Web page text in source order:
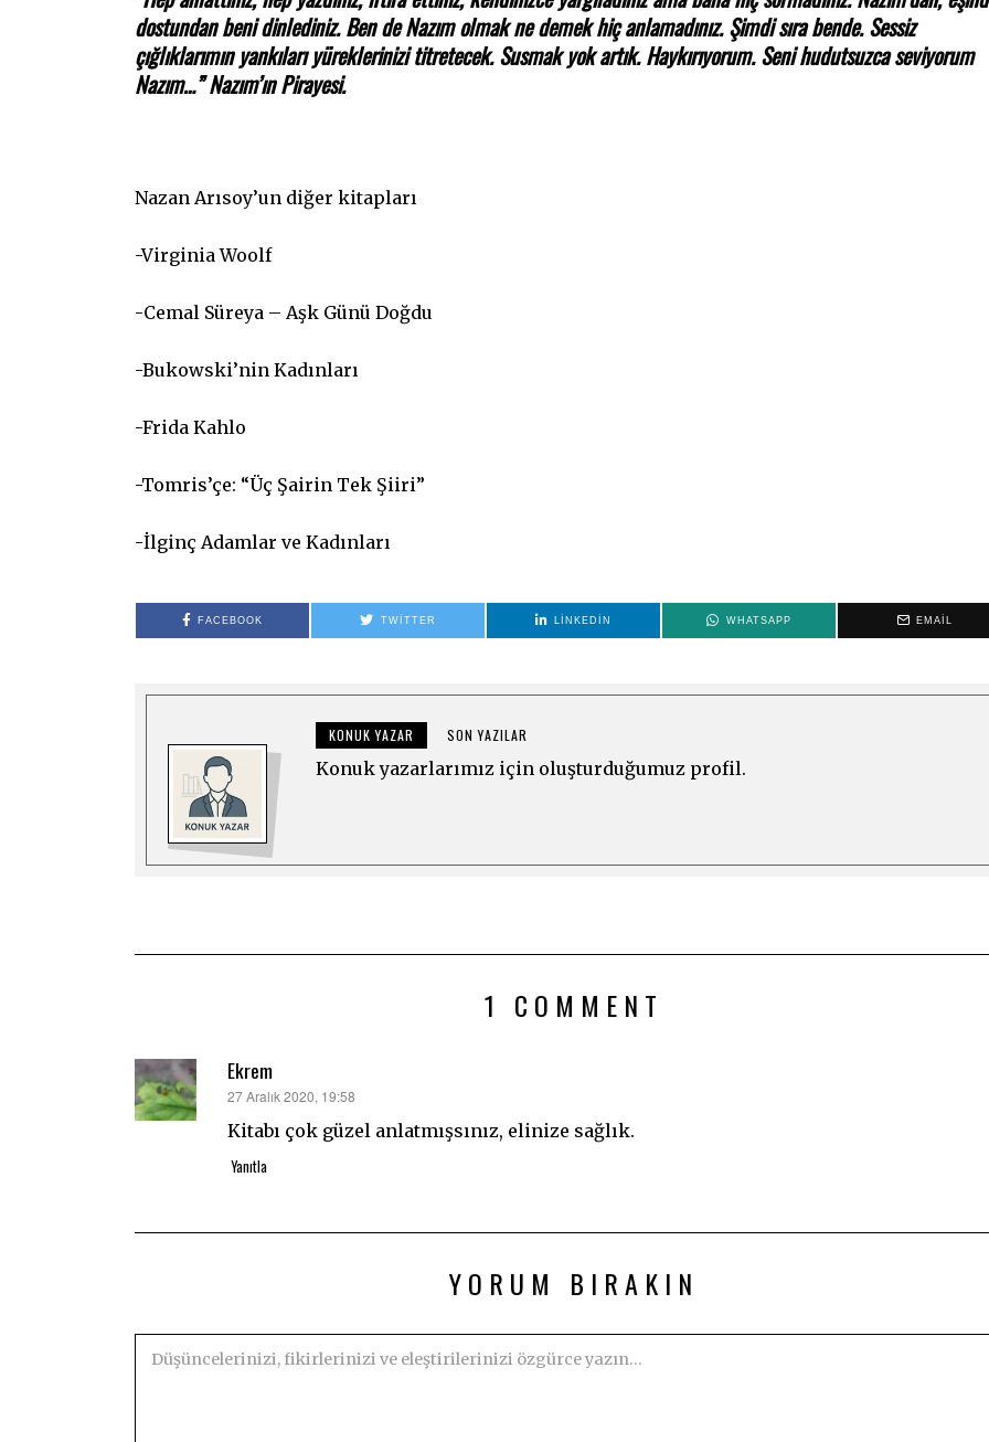
dostundan beni dinlediniz. Ben de Nazım olmak ne demek hiç anlamadınız. Şimdi sıra bende. Sessiz
çığlıklarımın yankıları yüreklerinizi titretecek. Susmak yok artık. Haykırıyorum. Seni hudutsuzca seviyorum
Nazım…” Nazım’ın Pirayesi.
Nazan Arısoy’un diğer kitapları
-Virginia Woolf
-Cemal Süreya – Aşk Günü Doğdu
-Bukowski’nin Kadınları
-Frida Kahlo
-Tomris’çe: “Üç Şairin Tek Şiiri”
-İlginç Adamlar ve Kadınları
FACEBOOK TWITTER LINKEDIN WHATSAPP EMAIL
KONUK YAZAR SON YAZILAR
Konuk yazarlarımız için oluşturduğumuz profil.
1 COMMENT
Ekrem
dedi
ki:
27 Aralık 2020, 19:58
Kitabı çok güzel anlatmışsınız, elinize sağlık.
Yanıtla
YORUM BIRAKIN